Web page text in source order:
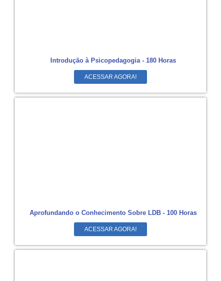
Introdução à Psicopedagogia - 180 Horas
ACESSAR AGORA!
Aprofundando o Conhecimento Sobre LDB - 100 Horas
ACESSAR AGORA!